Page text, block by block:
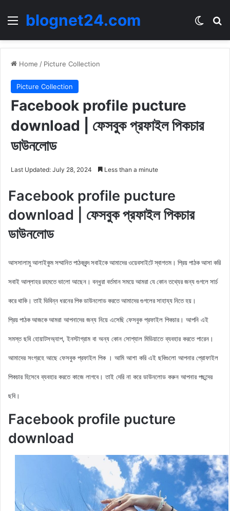
Menublognet24.com
Home / Picture Collection
Picture Collection
Facebook profile pucture
download | ফেসবুক প্রফাইল পিকচার
ডাউনলোড
Last Updated: July 28, 2024 Less than a minute
Facebook profile pucture
download | ফেসবুক প্রফাইল পিকচার
ডাউনলোড
আসসালামু আলাইকুম সম্মানিত পাঠকবৃন্দ সবাইকে আমাদের ওয়েবসাইটে স্বাগতম। প্রিয় পাঠক আসা করি
সবাই আল্লাহর রহমতে ভালো আছেন। বন্ধুরা বর্তমান সময়ে আমরা যে কোন তথ্যের জন্য গুগলে সার্চ
করে থাকি। তাই ভিবিন্ন ধরনের পিক ডাউনলোড করতে আমাদের গুগলের সাহায্য নিতে হয়।
প্রিয় পাঠক আজকেআমরা আপনাদের জন্য নিয়ে এসেছি ফেসবুকপ্রফাইল পিকচার। আপনি এই
সমস্ত ছবি হোয়াটসঅ্যাপ, ইনস্টাগ্রাম বা অন্য কোন সোশ্যাল মিডিয়াতে ব্যবহার করতে পারেন।
আমাদের সংগ্রহে আছে ফেসবুক প্রফাইল পিক । আমি আশা করি এই ছবিগুলো আপনার প্রোফাইল
পিকচার হিসেবে ব্যবহার করতে কাজে লাগবে। তাই দেরি না করে ডাউনলোড করুন আপনার পছন্দের
ছবি।
Facebook profile pucture
download